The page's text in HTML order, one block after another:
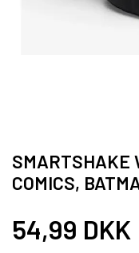
SMARTSHAKE
COMICS,
54,99 DKK